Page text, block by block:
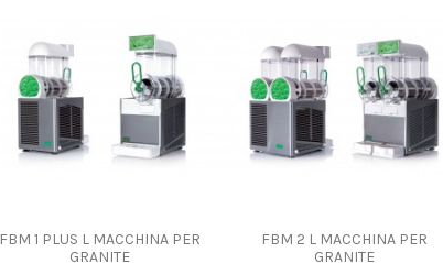
FBM 1 PLUS L MACCHINA PER
GRANITE
FBM 2 L MACCHINA PER
GRANITE